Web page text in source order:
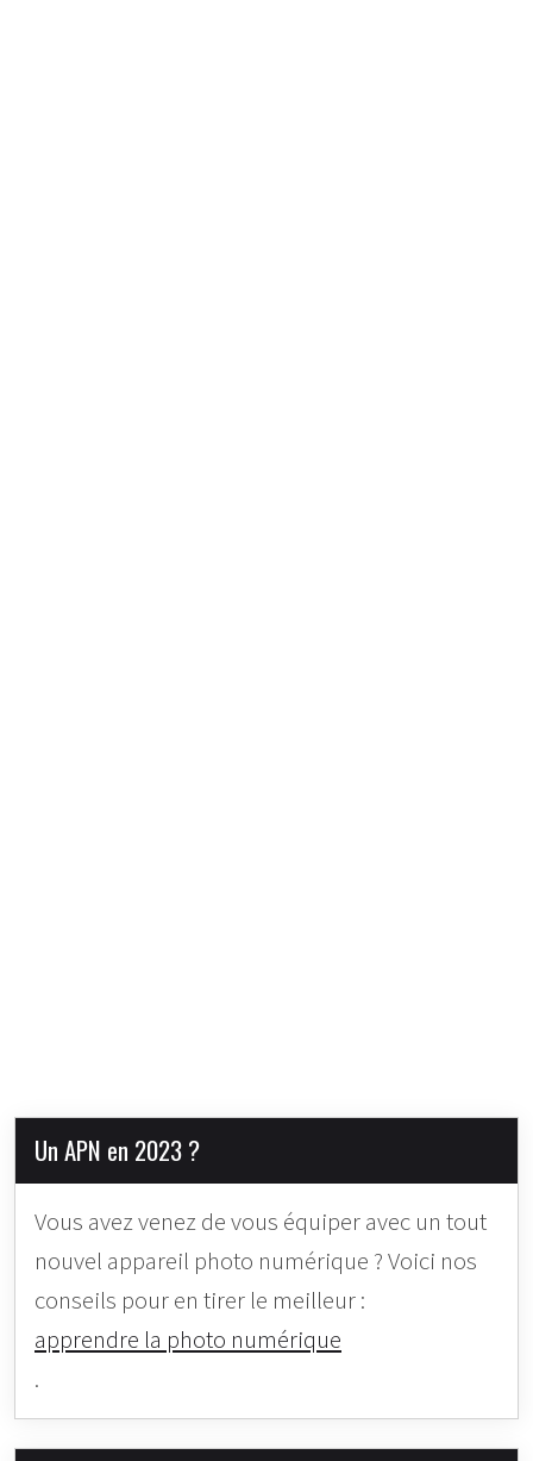
Un APN en 2023 ?
Vous avez venez de vous équiper avec un tout
nouvel appareil photo numérique ? Voici nos
conseils pour en tirer le meilleur :
apprendre la photo numérique
.